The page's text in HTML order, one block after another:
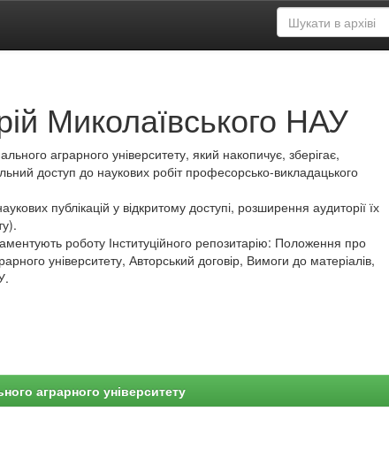
Миколаївського НАУ
аграрного університету, який накопичує, зберігає,
доступ до наукових робіт професорсько-викладацького
публікацій у відкритому доступі, розширення аудиторії їх
роботу Інституційного репозитарію: Положення про
університету, Авторський договір, Вимоги до матеріалів,
аграрного університету